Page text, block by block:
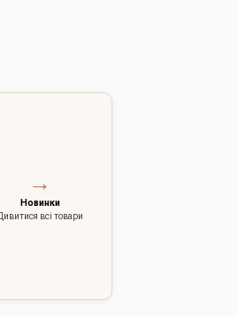
→
Новинки
всі товари